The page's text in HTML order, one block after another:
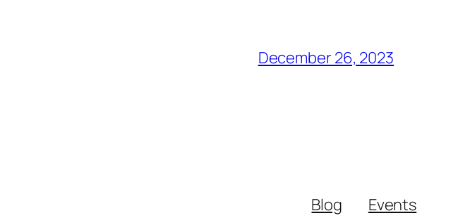
December 26, 2023
Blog
Events